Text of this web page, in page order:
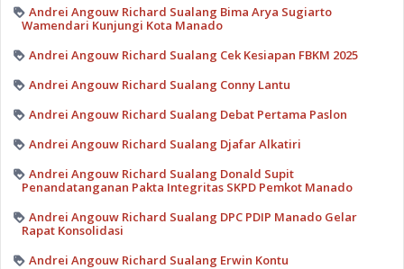
Andrei Angouw Richard Sualang Bima Arya Sugiarto
Wamendari Kunjungi Kota Manado
Andrei Angouw Richard Sualang Cek Kesiapan FBKM 2025
Andrei Angouw Richard Sualang Conny Lantu
Andrei Angouw Richard Sualang Debat Pertama Paslon
Andrei Angouw Richard Sualang Djafar Alkatiri
Andrei Angouw Richard Sualang Donald Supit
Penandatanganan Pakta Integritas SKPD Pemkot Manado
Andrei Angouw Richard Sualang DPC PDIP Manado Gelar
Rapat Konsolidasi
Andrei Angouw Richard Sualang Erwin Kontu